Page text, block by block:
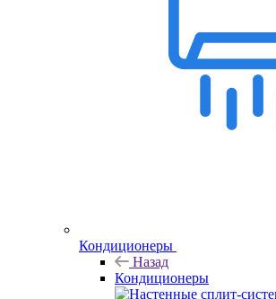
Кондиционеры
Назад
Кондиционеры